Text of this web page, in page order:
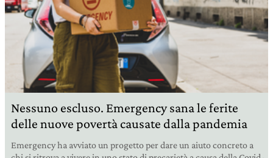
Nessuno escluso. Emergency sana le ferite
delle nuove povertà causate dalla pandemia
Emergency ha avviato un progetto per dare un aiuto concreto a